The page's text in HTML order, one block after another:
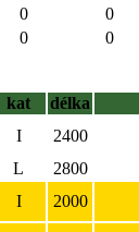
0 0
0 0
kat délka
I 2400
L 2800
I 2000